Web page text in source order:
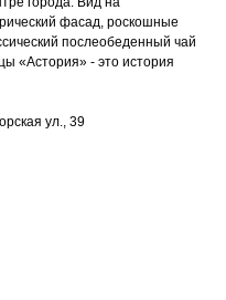
фасад, роскошные
послеобеденный чай
«Астория» - это история
ул., 39